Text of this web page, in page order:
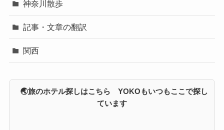
神奈川散歩
記事・文章の翻訳
関西
🌏旅のホテル探しはこちら YOKOもいつもここで探し
ています